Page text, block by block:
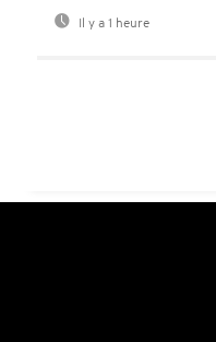
Il y a 1 heure